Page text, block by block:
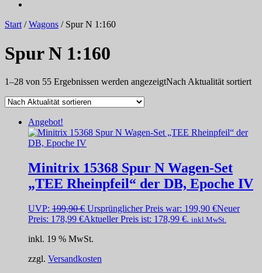
Start/Wagons / Spur N 1:160
Spur N 1:160
1–28 von 55 Ergebnissen werden angezeigtNach Aktualität sortiert
Angebot!
Minitrix 15368 Spur N Wagen-Set
„TEE Rheinpfeil“ der DB, Epoche IV
UVP: 199,90€ Ursprünglicher Preis war: 199,90 €Neuer
Preis: 178,99 €Aktueller Preis ist: 178,99 €. inkl.MwSt.
inkl. 19 % MwSt.
zzgl. Versandkosten